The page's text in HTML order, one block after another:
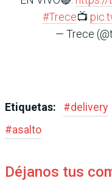
#Trece📺
— Trece
Etiquetas: #delivery
#asalto
Déjanos tus